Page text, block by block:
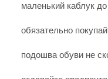
маленький каблук
обязательно
подошва обуви не